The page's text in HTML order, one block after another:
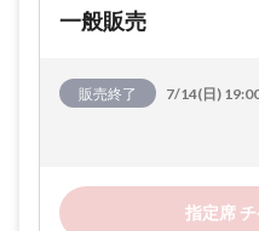
一般販売
販売終了 7/14(日)
指定席